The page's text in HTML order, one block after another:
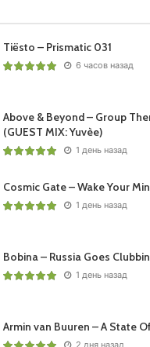
Tiësto – Prismatic 031
6 часов назад
Above & Beyond – Group
(GUEST MIX: Yuvèe)
1 день назад
Cosmic Gate – Wake Your
1 день назад
Bobina – Russia Goes
1 день назад
Armin van Buuren – A State
2 дня назад